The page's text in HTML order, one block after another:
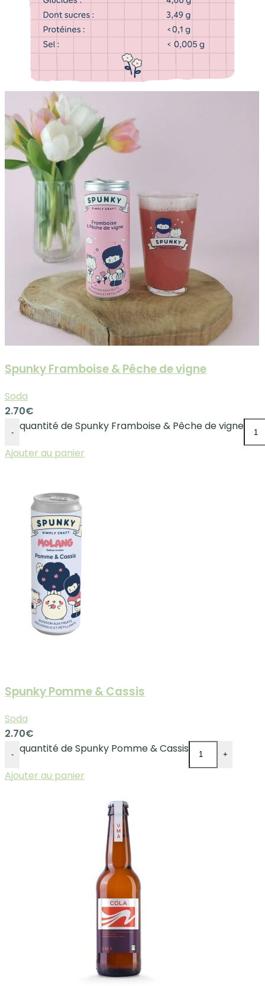
Spunky Framboise & Pêche de vigne
Soda
2.70€
-
quantité de Spunky Framboise & Pêche de vigne
Ajouter au panier
Spunky Pomme & Cassis
Soda
2.70€
- quantité de Spunky Pomme & Cassis +
Ajouter au panier